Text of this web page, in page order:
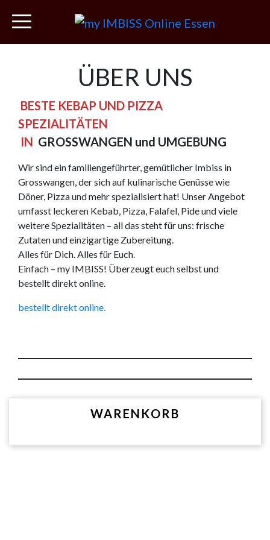
ÜBER UNS
BESTE KEBAP UND PIZZA
SPEZIALITÄTEN
IN GROSSWANGEN und UMGEBUNG
Wir sind ein familiengeführter, gemütlicher Imbiss in
Grosswangen, der sich auf kulinarische Genüsse wie
Döner, Pizza und mehr spezialisiert hat! Unser Angebot
umfasst leckeren Kebab, Pizza, Falafel, Pide und viele
weitere Spezialitäten – all das steht für uns: frische
Zutaten und einzigartige Zubereitung.
Alles für Dich. Alles für Euch.
Einfach – my IMBISS! Überzeugt euch selbst und
bestellt direkt online.
bestellt direkt online.
WARENKORB